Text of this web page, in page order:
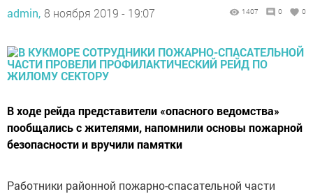
admin, 8 ноября 2019 - 19:07 1407 0 0
В ходе рейда представители «опасного ведомства»
пообщались с жителями, напомнили основы пожарной
безопасности и вручили памятки
Работники районной пожарно-спасательной части